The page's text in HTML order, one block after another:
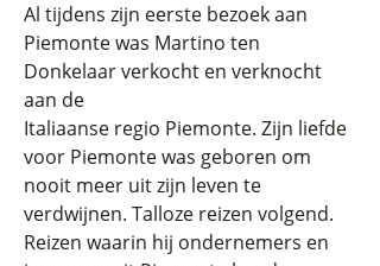
Al tijdens zijn eerste bezoek aan
Piemonte was Martino ten
Donkelaar verkocht en verknocht
aan de
Italiaanse regio Piemonte. Zijn liefde
voor Piemonte was geboren om
nooit meer uit zijn leven te
verdwijnen. Talloze reizen volgend.
Reizen waarin hij ondernemers en